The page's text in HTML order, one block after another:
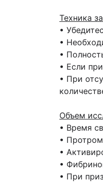
Техника
•
•
•
• Если
• При
Объем
• Время
•
•
•
• При